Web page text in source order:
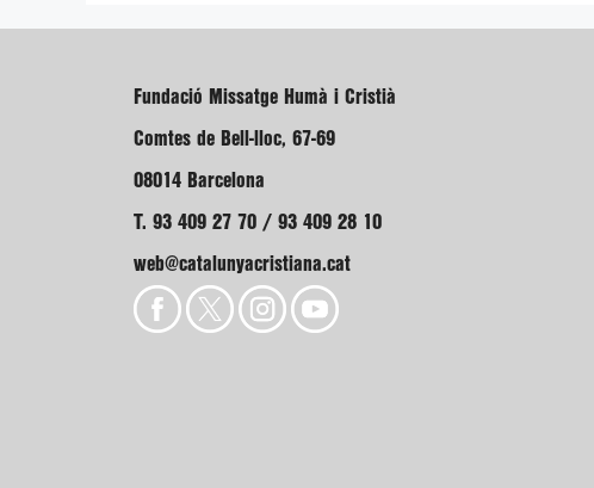
Fundació Missatge Humà i Cristià
Comtes de Bell-lloc, 67-69
08014 Barcelona
T. 93 409 27 70 / 93 409 28 10
web@catalunyacristiana.cat